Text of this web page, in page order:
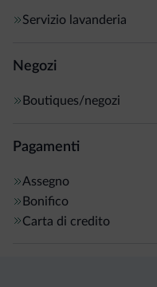
Servizio lavanderia
Negozi
Boutiques/negozi
Pagamenti
Assegno
Bonifico
Carta di credito